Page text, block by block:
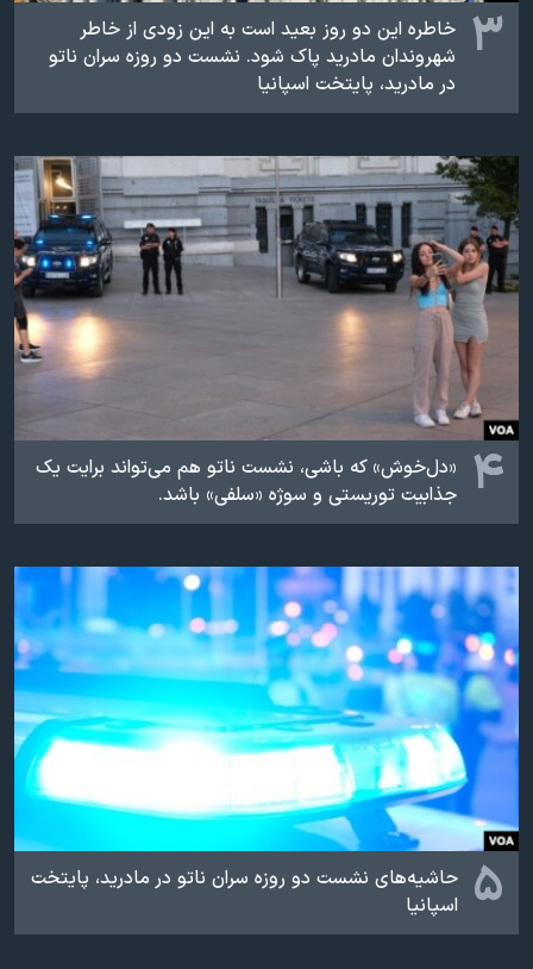
۳ خاطره این دو روز بعید است به این زودی از خاطر
شهروندان مادرید پاک شود. نشست دو روزه سران ناتو
در مادرید، پایتخت اسپانیا
۴
«دل‌خوش» که باشی، نشست ناتو هم می‌تواند برایت یک
جذابیت توریستی و سوژه «سلفی» باشد.
۵ حاشیه‌های نشست دو روزه سران ناتو در مادرید، پایتخت
اسپانیا